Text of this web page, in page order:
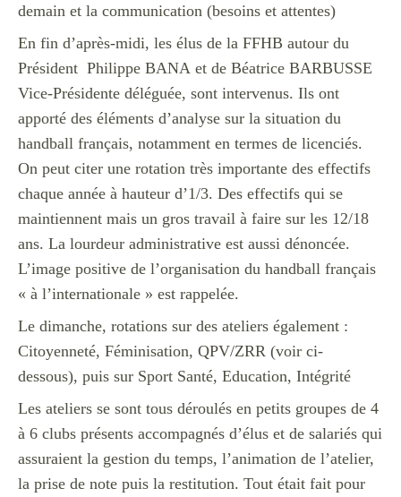
demain et la communication (besoins et attentes)
En fin d’après-midi, les élus de la FFHB autour du
Président Philippe BANA et de Béatrice BARBUSSE
Vice-Présidente déléguée, sont intervenus. Ils ont
apporté des éléments d’analyse sur la situation du
handball français, notamment en termes de licenciés.
On peut citer une rotation très importante des effectifs
chaque année à hauteur d’1/3. Des effectifs qui se
maintiennent mais un gros travail à faire sur les 12/18
ans. La lourdeur administrative est aussi dénoncée.
L’image positive de l’organisation du handball français
« à l’internationale » est rappelée.
Le dimanche, rotations sur des ateliers également :
Citoyenneté, Féminisation, QPV/ZRR (voir ci-
dessous), puis sur Sport Santé, Education, Intégrité
Les ateliers se sont tous déroulés en petits groupes de 4
à 6 clubs présents accompagnés d’élus et de salariés qui
assuraient la gestion du temps, l’animation de l’atelier,
la prise de note puis la restitution. Tout était fait pour